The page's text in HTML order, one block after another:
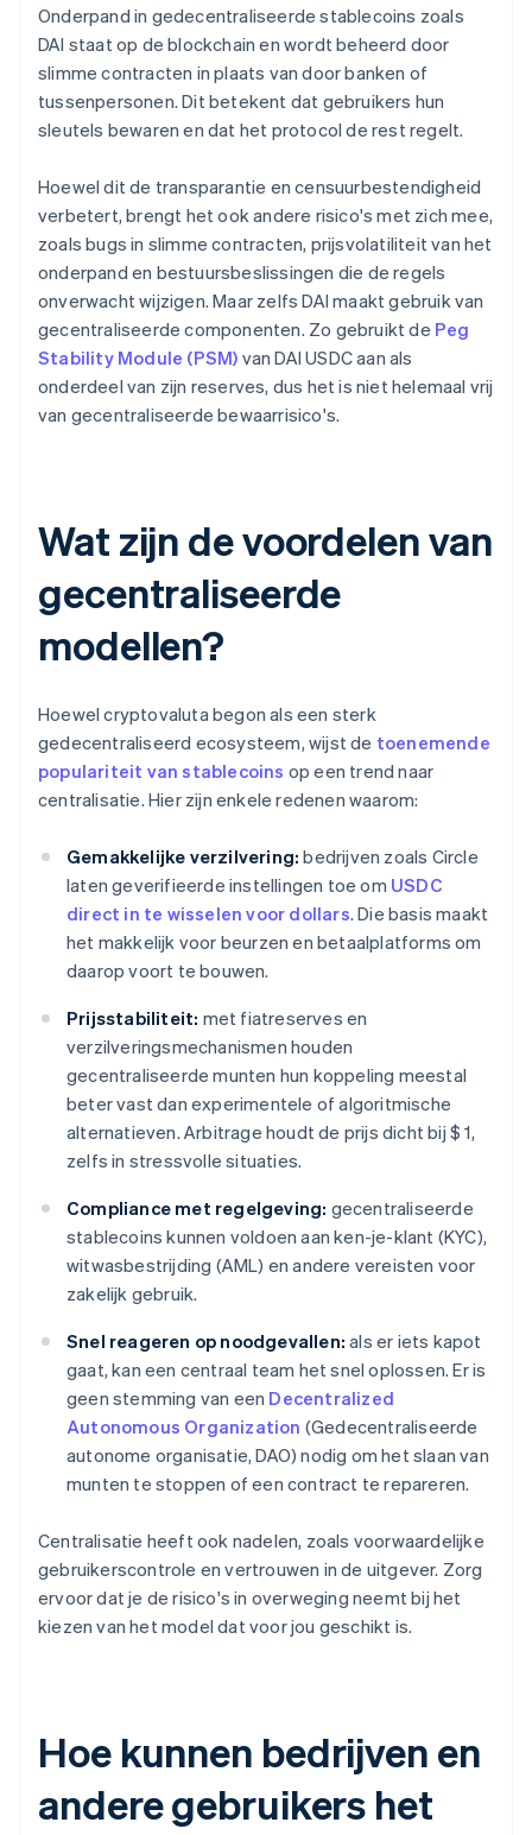
Onderpand in gedecentraliseerde stablecoins zoals
DAI staat op de blockchain en wordt beheerd door
slimme contracten in plaats van door banken of
tussenpersonen. Dit betekent dat gebruikers hun
sleutels bewaren en dat het protocol de rest regelt.
Hoewel dit de transparantie en censuurbestendigheid
verbetert, brengt het ook andere risico's met zich mee,
zoals bugs in slimme contracten, prijsvolatiliteit van het
onderpand en bestuursbeslissingen die de regels
onverwacht wijzigen. Maar zelfs DAI maakt gebruik van
gecentraliseerde componenten. Zo gebruikt de Peg
Stability Module (PSM) van DAI USDC aan als
onderdeel van zijn reserves, dus het is niet helemaal vrij
van gecentraliseerde bewaarrisico's.
Wat zijn de voordelen van
gecentraliseerde
modellen?
Hoewel cryptovaluta begon als een sterk
gedecentraliseerd ecosysteem, wijst de toenemende
populariteit van stablecoins op een trend naar
centralisatie. Hier zijn enkele redenen waarom:
Gemakkelijke verzilvering: bedrijven zoals Circle
laten geverifieerde instellingen toe om USDC
direct in te wisselen voor dollars. Die basis maakt
het makkelijk voor beurzen en betaalplatforms om
daarop voort te bouwen.
Prijsstabiliteit: met fiatreserves en
verzilveringsmechanismen houden
gecentraliseerde munten hun koppeling meestal
beter vast dan experimentele of algoritmische
alternatieven. Arbitrage houdt de prijs dicht bij $ 1,
zelfs in stressvolle situaties.
Compliance met regelgeving: gecentraliseerde
stablecoins kunnen voldoen aan ken-je-klant (KYC),
witwasbestrijding (AML) en andere vereisten voor
zakelijk gebruik.
Snel reageren op noodgevallen: als er iets kapot
gaat, kan een centraal team het snel oplossen. Er is
geen stemming van een Decentralized
Autonomous Organization (Gedecentraliseerde
autonome organisatie, DAO) nodig om het slaan van
munten te stoppen of een contract te repareren.
Centralisatie heeft ook nadelen, zoals voorwaardelijke
gebruikerscontrole en vertrouwen in de uitgever. Zorg
ervoor dat je de risico's in overweging neemt bij het
kiezen van het model dat voor jou geschikt is.
Hoe kunnen bedrijven en
andere gebruikers het